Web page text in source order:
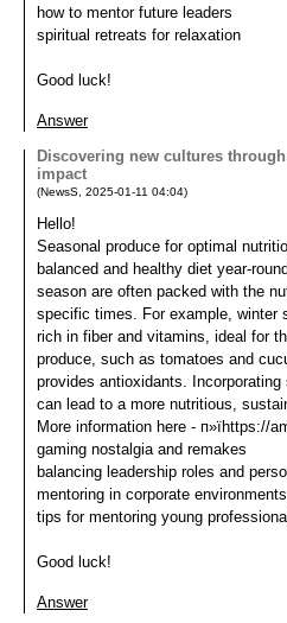
how to mentor future leaders
spiritual retreats for relaxation
Good luck!
Answer
Discovering new cultures
impact
(NewsS 2025-01-11 04:04)
Hello!
Seasonal produce for optimal
balanced and healthy diet year-
season are often packed with the
specific times. For example, winter
rich in fiber and vitamins, ideal for
produce, such as tomatoes and
provides antioxidants.
can lead to a more nutritious,
More information here - п»їhttps://
gaming nostalgia and remakes
balancing leadership roles and
mentoring in corporate environments
tips for mentoring young
Good luck!
Answer